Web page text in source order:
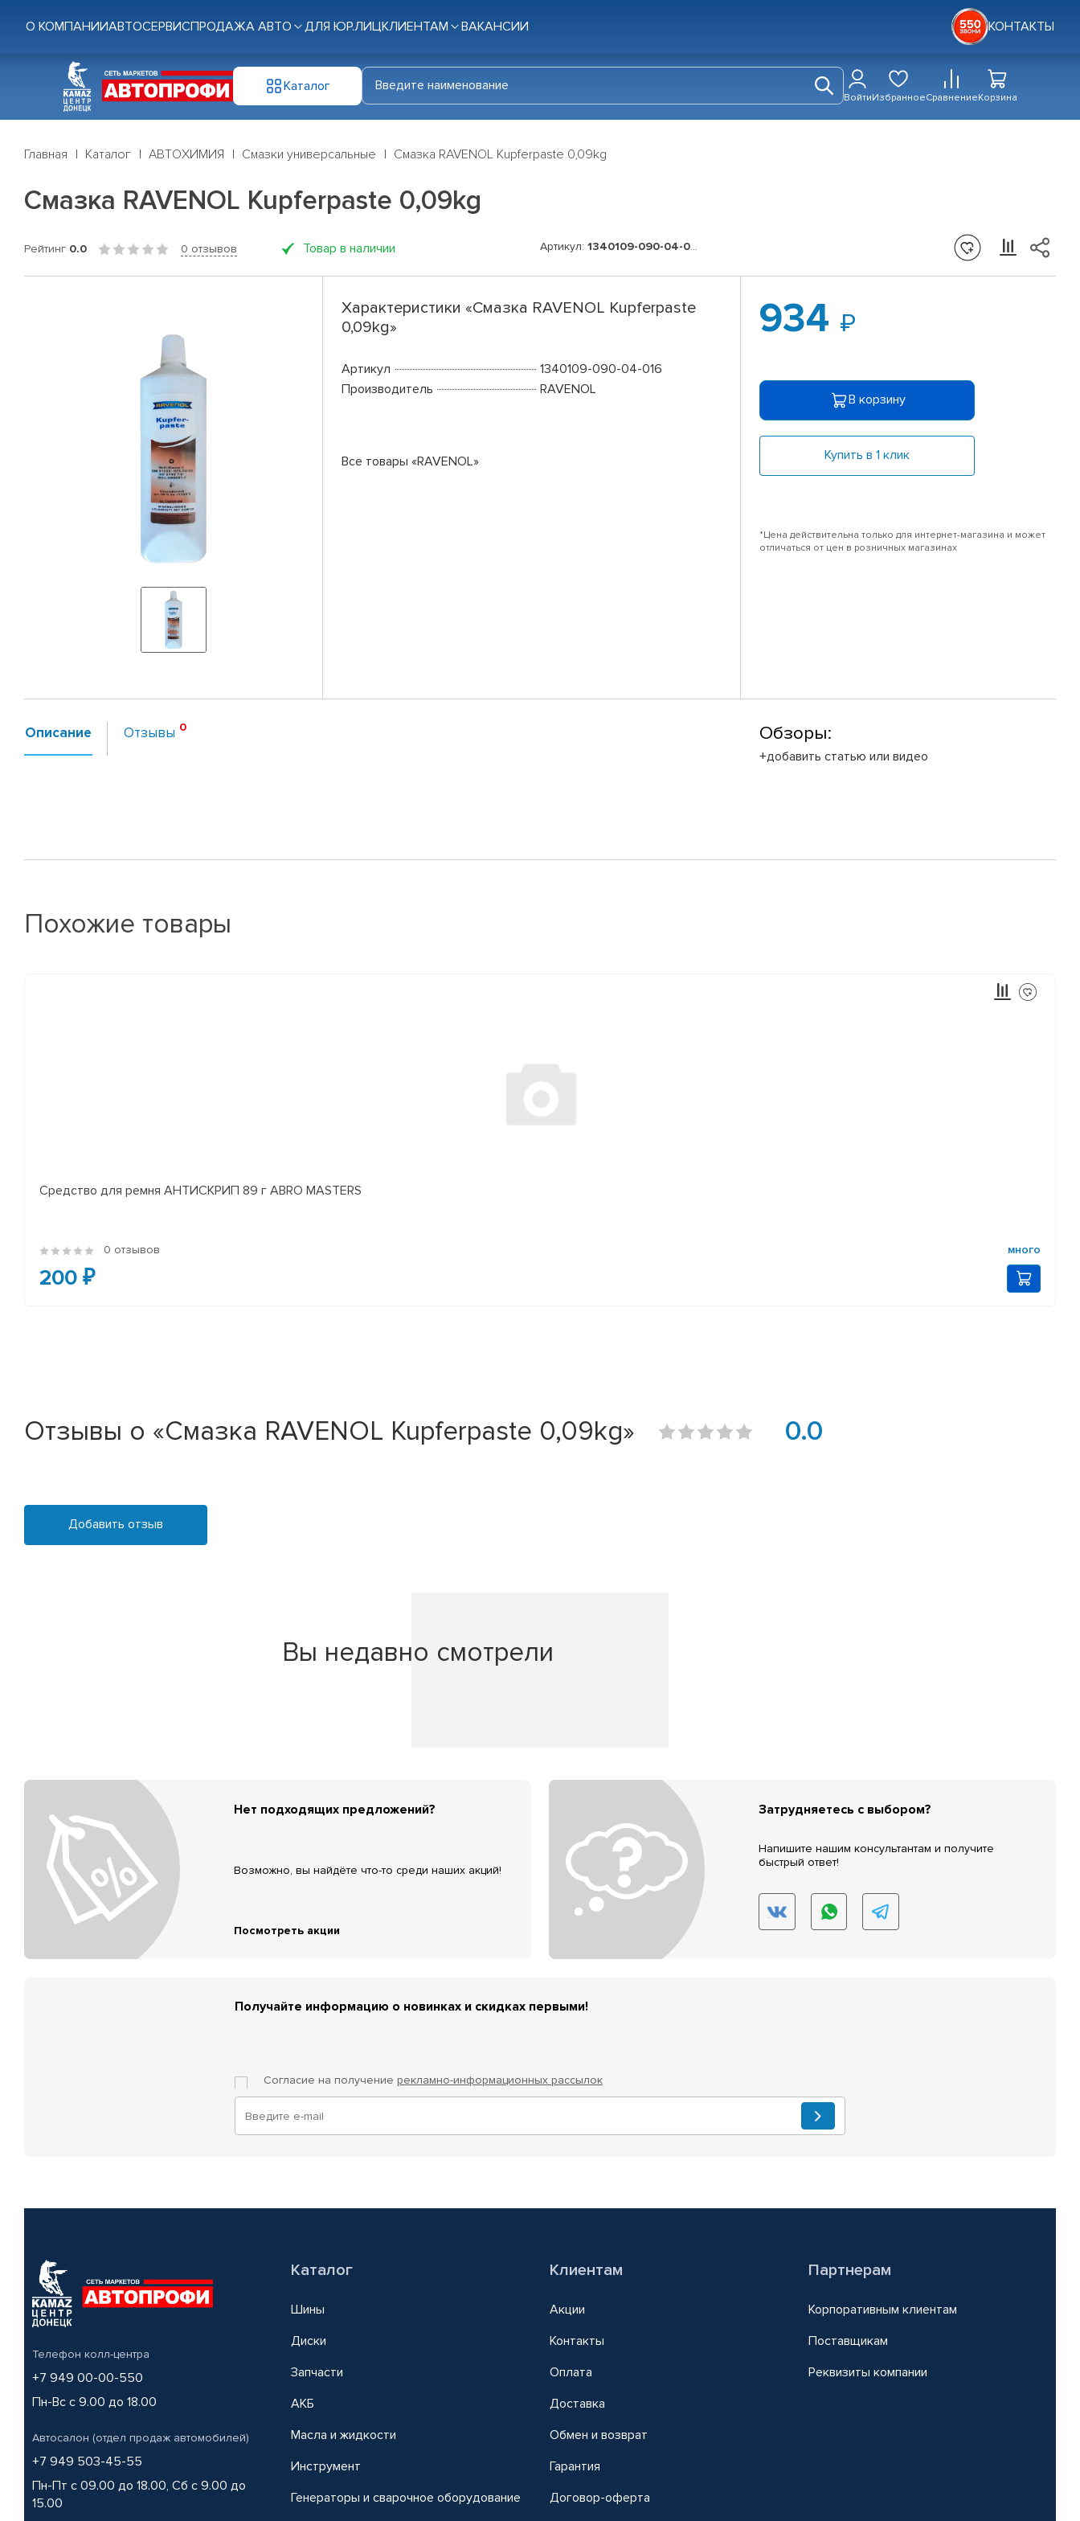
О КОМПАНИИАВТОСЕРВИСПРОДАЖА АВТО ДЛЯ ЮР.ЛИЦКЛИЕНТАМ ВАКАНСИИ КОНТАКТЫ
Каталог
ВойтиИзбранноеСравнениеКорзина
Главная Каталог АВТОХИМИЯ Смазки универсальные Смазка RAVENOL Kupferpaste 0,09kg
Смазка RAVENOL Kupferpaste 0,09kg
Рейтинг 0.0 0 отзывов Товар в наличии Артикул: 1340109-090-04-016
Характеристики «Смазка RAVENOL Kupferpaste
0,09kg»
Артикул
1340109-090-04-016
Производитель
RAVENOL
Все товары «RAVENOL»
934
В корзину
Купить в 1 клик
*Цена действительна только для интернет-магазина и может
отличаться от цен в розничных магазинах
Описание Отзывы Обзоры:
+добавить статью или видео
Похожие товары
Средство для ремня АНТИСКРИП 89 г ABRO MASTERS
0 отзывов много
200 ₽
Отзывы о «Смазка RAVENOL Kupferpaste 0,09kg» 0.0
Добавить отзыв
Вы недавно смотрели
Нет подходящих предложений?
Возможно, вы найдёте что-то среди наших акций!
Посмотреть акции
Затрудняетесь с выбором?
Напишите нашим консультантам и получите
быстрый ответ!
Получайте информацию о новинках и скидках первыми!
Согласие на получение рекламно-информационных рассылок
Телефон колл-центра
+7 949 00-00-550
Пн-Вс с 9.00 до 18.00
Автосалон (отдел продаж автомобилей)
+7 949 503-45-55
Пн-Пт с 09.00 до 18.00, Сб с 9.00 до
15.00
Каталог
Шины
Диски
Запчасти
АКБ
Масла и жидкости
Инструмент
Генераторы и сварочное оборудование
Клиентам
Акции
Контакты
Оплата
Доставка
Обмен и возврат
Гарантия
Договор-оферта
Партнерам
Корпоративным клиентам
Поставщикам
Реквизиты компании